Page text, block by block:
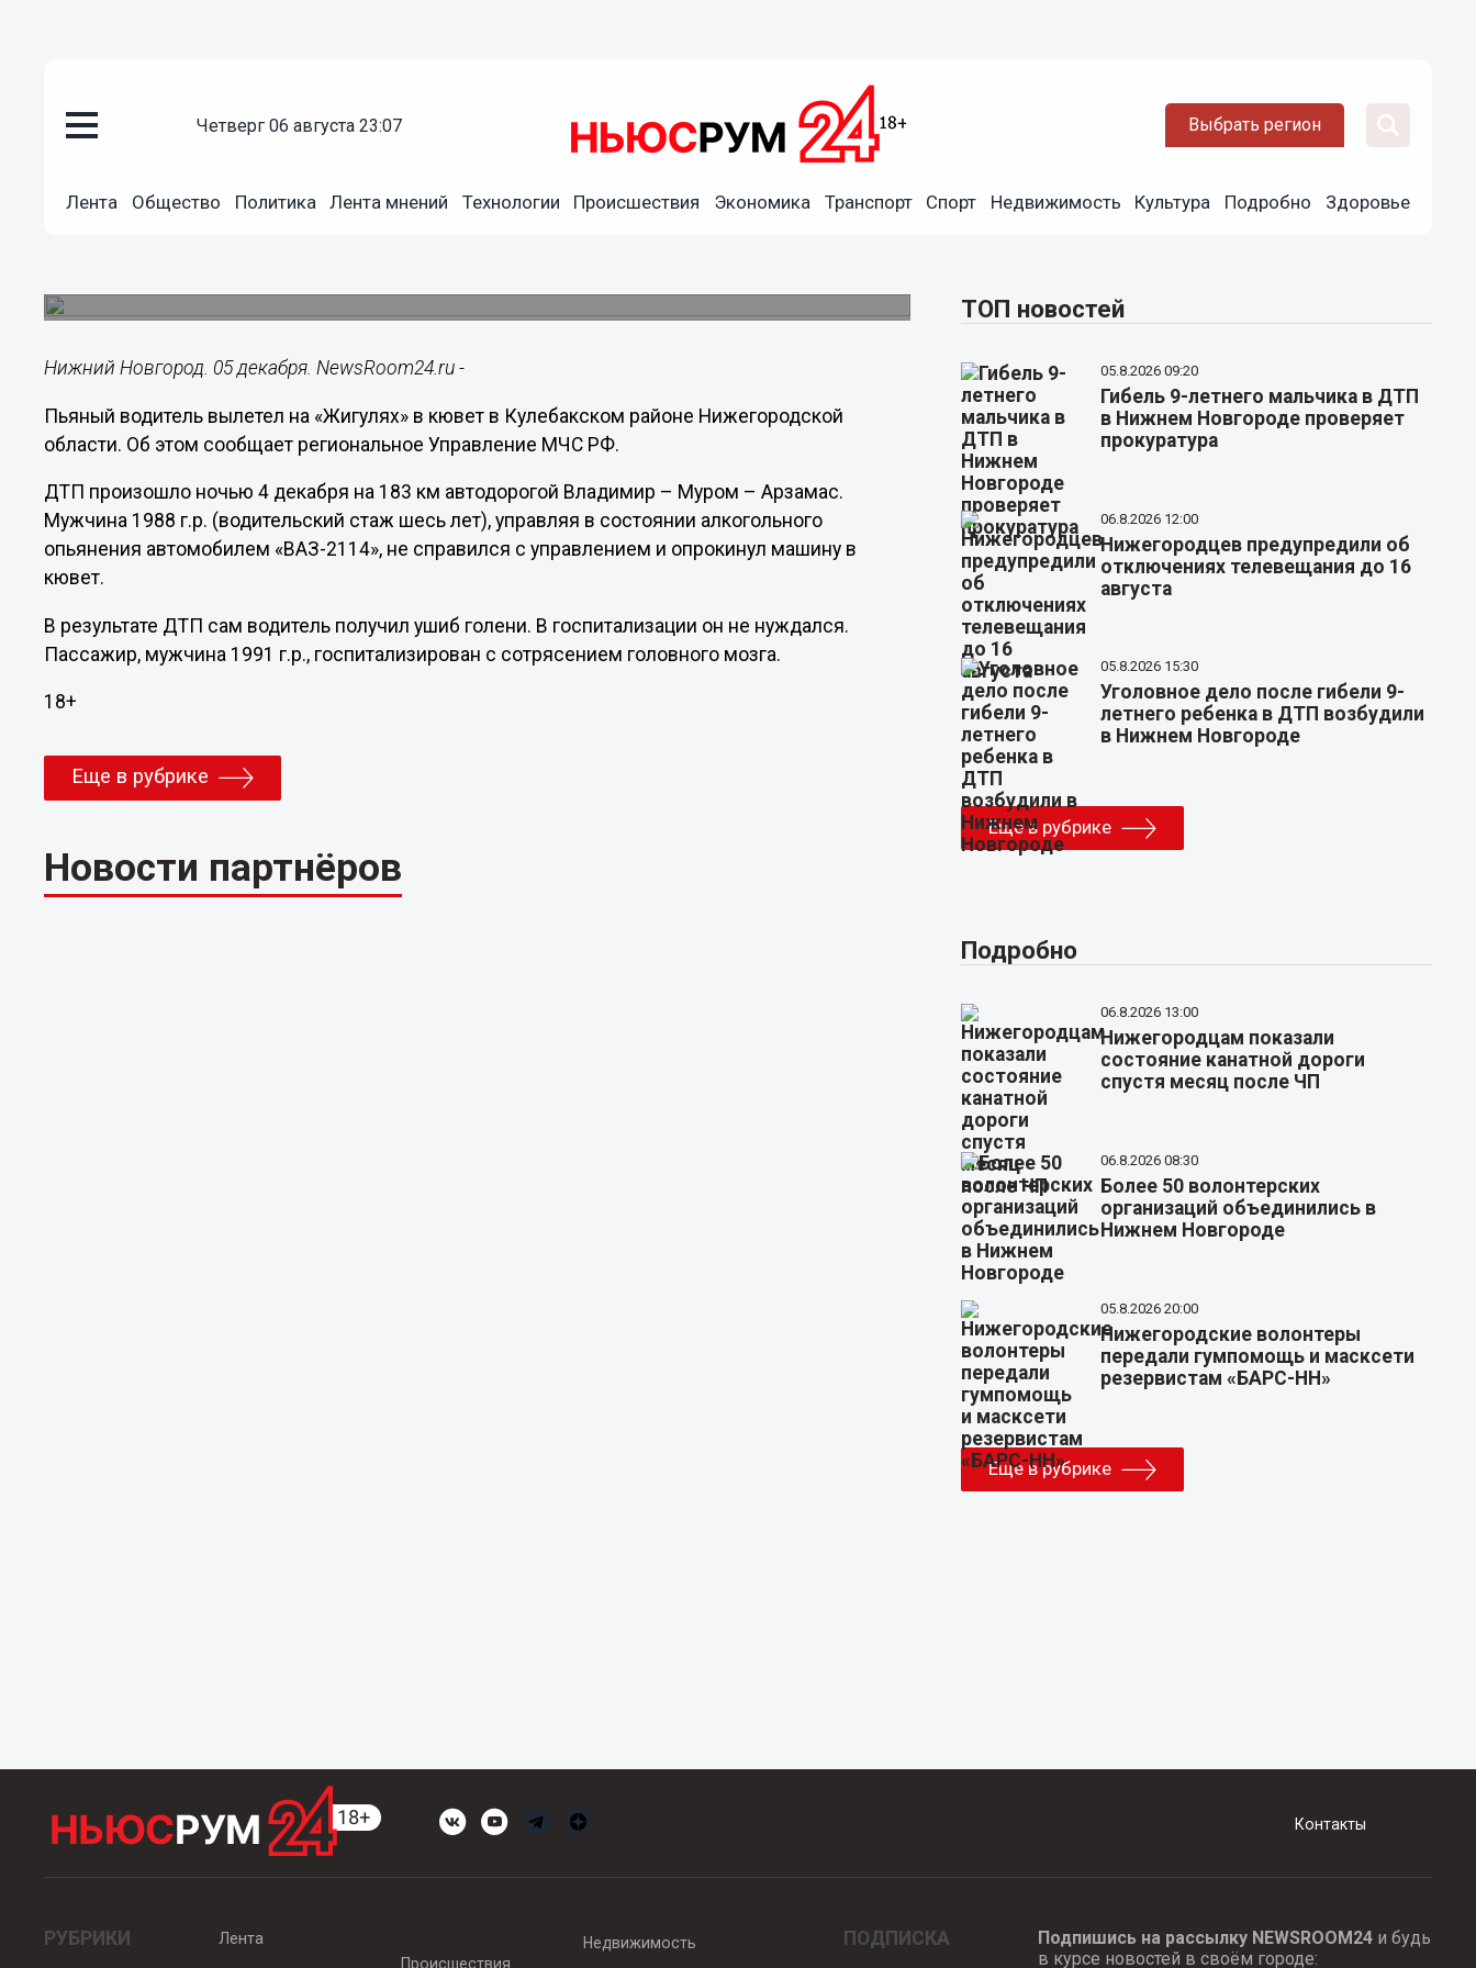
четверг 06 августа 23:07 Выбрать регион
Лента Общество Политика Лента мнений Технологии Происшествия Экономика Транспорт Спорт Недвижимость Культура Подробно Здоровье
Пьяный водитель вылетел на «Жигулях» в кювет в
Нижний Новгород. 05 декабря. NewsRoom24.ru -
Пьяный водитель вылетел на «Жигулях» в кювет в Кулебакском районе Нижегородской
области. Об этом сообщает региональное Управление МЧС РФ.
ДТП произошло ночью 4 декабря на 183 км автодорогой Владимир – Муром – Арзамас.
Мужчина 1988 г.р. (водительский стаж шесь лет), управляя в состоянии алкогольного
опьянения автомобилем «ВАЗ-2114», не справился с управлением и опрокинул машину в
кювет.
В результате ДТП сам водитель получил ушиб голени. В госпитализации он не нуждался.
Пассажир, мужчина 1991 г.р., госпитализирован с сотрясением головного мозга.
18+
Еще в рубрике
Новости партнёров
ТОП новостей
05.8.2026 09:20
Гибель 9-летнего мальчика в ДТП
в Нижнем Новгороде проверяет
прокуратура
06.8.2026 12:00
Нижегородцев предупредили об
отключениях телевещания до 16
августа
05.8.2026 15:30
Уголовное дело после гибели 9-
летнего ребенка в ДТП возбудили
в Нижнем Новгороде
Еще в рубрике
Подробно
06.8.2026 13:00
Нижегородцам показали
состояние канатной дороги
спустя месяц после ЧП
06.8.2026 08:30
Более 50 волонтерских
организаций объединились в
Нижнем Новгороде
05.8.2026 20:00
Нижегородские волонтеры
передали гумпомощь и масксети
резервистам «БАРС-НН»
Еще в рубрике
Контакты
РУБРИКИ
Лента
Происшествия
Недвижимость ПОДПИСКА Подпишись на рассылку NEWSROOM24и будь
в курсе новостей в своём городе: